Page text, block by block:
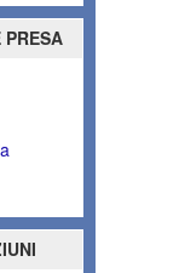
PRESA